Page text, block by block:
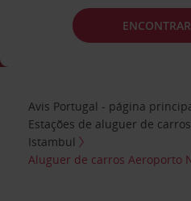
Avis Portugal - página
Estações de aluguer de carros
Istambul
Aluguer de carros Aeroporto